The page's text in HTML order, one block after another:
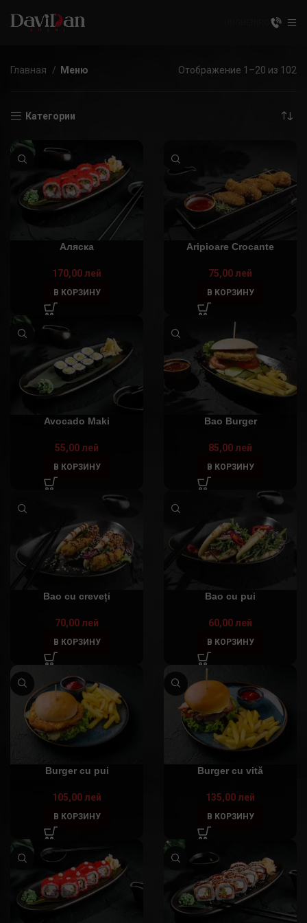
Главная Меню Отображение 1–20 из 102
Категории
Аляска
170,00лей
В КОРЗИНУ
Aripioare Crocante
75,00лей
В КОРЗИНУ
Avocado Maki
55,00лей
В КОРЗИНУ
Bao Burger
85,00лей
В КОРЗИНУ
Bao cu creveți
70,00лей
В КОРЗИНУ
Bao cu pui
60,00лей
В КОРЗИНУ
Burger cu pui
105,00лей
В КОРЗИНУ
Burger cu vită
135,00лей
В КОРЗИНУ